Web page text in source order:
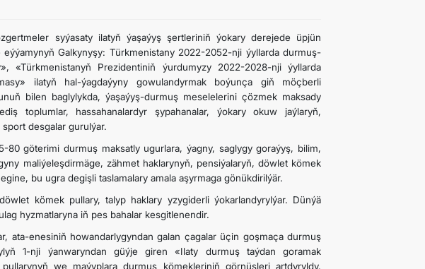
syýasaty ilatyň ýaşaýyş şertleriniň ýokary derejede üpjün
Galkynyşy: Türkmenistany 2022-2052-nji ýyllarda durmuş-
«Türkmenistanyň Prezidentiniň ýurdumyzy 2022-2028-nji ýyllarda
ilatyň hal-ýagdaýyny gowulandyrmak boýunça giň möçberli
bilen baglylykda, ýaşaýyş-durmuş meselelerini çözmek maksady
toplumlar, hassahanalardyr şypahanalar, ýokary okuw jaýlaryň,
desgalar gurulýar.
80 göterimi durmuş maksatly ugurlara, ýagny, saglygy goraýyş, bilim,
maliýeleşdirmäge, zähmet haklarynyň, pensiýalaryň, döwlet kömek
bu ugra degişli taslamalary amala aşyrmaga gönükdirilýär.
kömek pullary, talyp haklary yzygiderli ýokarlandyrylýar. Dünýä
hyzmatlaryna iň pes bahalar kesgitlenendir.
ata-enesiniň howandarlygyndan galan çagalar üçin goşmaça durmuş
1-nji ýanwaryndan güýje giren «Ilaty durmuş taýdan goramak
we maýyplara durmuş kömekleriniň görnüşleri artdyryldy.